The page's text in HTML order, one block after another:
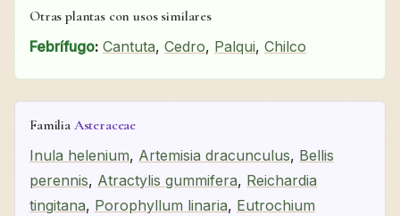
Otras plantas con usos similares
Febrífugo: Cantuta, Cedro, Palqui, Chilco
Familia Asteraceae
Inula helenium, Artemisia dracunculus, Bellis
perennis, Atractylis gummifera, Reichardia
tingitana, Porophyllum linaria, Eutrochium